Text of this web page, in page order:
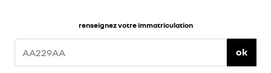
renseignez votre immatriculation
ok